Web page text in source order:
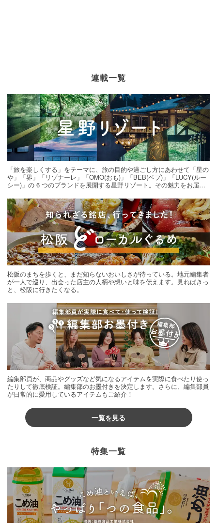
連載一覧
「旅を楽しくする」をテーマに、旅の目的や過ごし方にあわせて「星の
や」「界」「リゾナーレ」「OMO(おも)」「BEB(ベブ)」「LUCY(ルー
シー)」の 6 つのブランドを展開する星野リゾート。その魅力をお届け
松阪のまちを歩くと、まだ知らないおいしさが待っている。地元編集者
が一人で巡り、出会った店主の人柄や想いと味を伝えます。見ればきっ
と、松阪に行きたくなる。
編集部員が、商品やグッズなど気になるアイテムを実際に食べたり使っ
たりして徹底検証。編集部のお墨付きを決定します。さらに、編集部員
が日常的に愛用しているアイテムもご紹介！
一覧を見る
特集一覧